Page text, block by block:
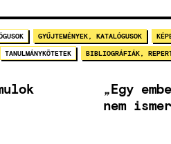
GYŰJTEMÉNYEK, KATALÓGUSOK
TANULMÁNYKÖTETEK BIBLIOGRÁFIÁK,
„Egy
nem